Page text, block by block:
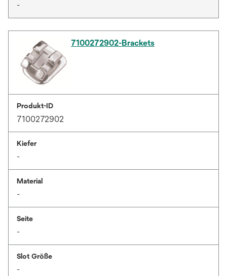
-
7100272902-Brackets
Produkt-ID
7100272902
Kiefer
-
Material
-
Seite
-
Slot Größe
-